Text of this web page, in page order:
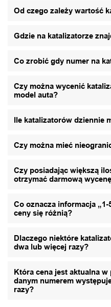
Od czego zależy wartość
Gdzie na katalizatorze
Co zrobić gdy numer na
Czy można wycenić
model auta?
Ile katalizatorów dziennie
Czy można mieć
Czy posiadając większą
otrzymać darmową
Co oznacza informacja „1-
ceny się różnią?
Dlaczego niektóre
dwa lub więcej razy?
Która cena jest aktualna
danym numerem
razy?